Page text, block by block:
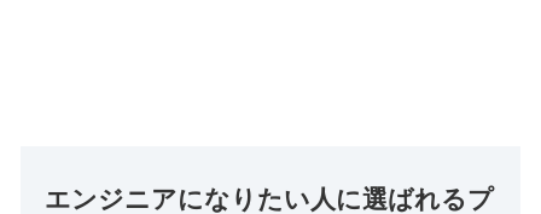
エンジニアになりたい人に選ばれるプ